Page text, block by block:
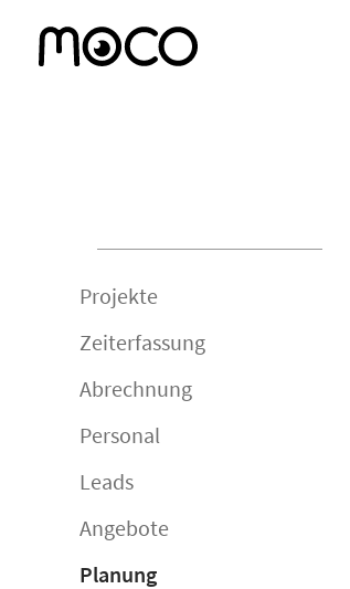
Projekte
Zeiterfassung
Abrechnung
Personal
Leads
Angebote
Planung